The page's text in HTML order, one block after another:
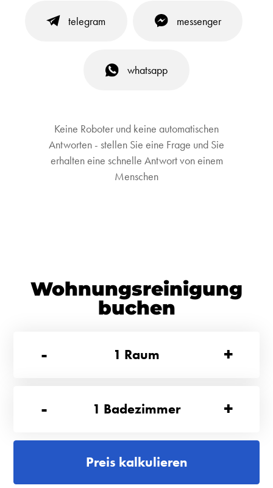
telegram messenger
whatsapp
Keine Roboter und keine automatischen
Antworten - stellen Sie eine Frage und Sie
erhalten eine schnelle Antwort von einem
Menschen
Wohnungsreinigung
buchen
-
1 Raum +
- 1 Badezimmer +
Preis kalkulieren